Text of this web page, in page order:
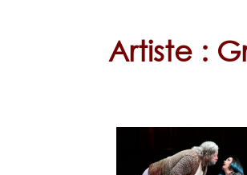
Artiste :